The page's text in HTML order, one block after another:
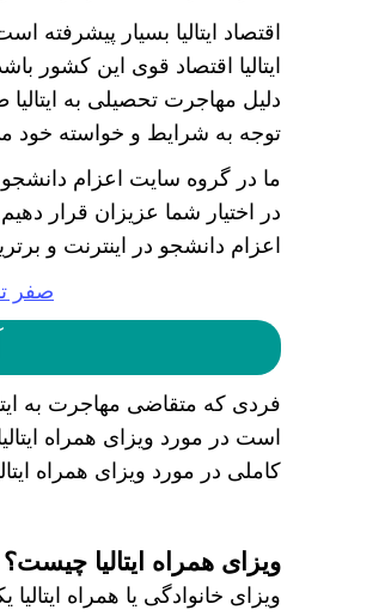
اقتصاد ایتالیا بسیار
ایتالیا اقتصاد قوی این کشور
دلیل مهاجرت تحصیلی به
توجه به شرایط و خواسته خود
ما در گروه سایت اعزام دانشجو
در اختیار شما عزیزان قرار
اعزام دانشجو در اینترنت و
صفر
فردی که متقاضی مهاجرت به
است در مورد ویزای همراه
کاملی در مورد ویزای همراه
ویزای همراه ایتالیا چیست؟